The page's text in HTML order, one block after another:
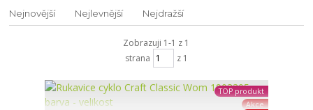
Nejnovější Nejlevnější Nejdražší
Zobrazuji 1-1 z 1
strana
z 1
TOP produkt
Akce